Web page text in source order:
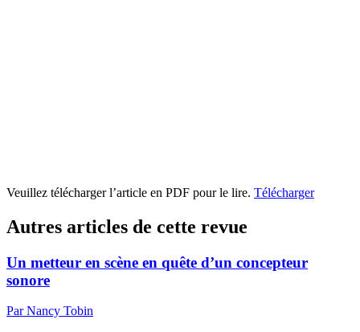
Veuillez télécharger l’article en PDF pour le lire. Télécharger
Autres articles de cette revue
Un metteur en scène en quête d’un concepteur
sonore
Par Nancy Tobin